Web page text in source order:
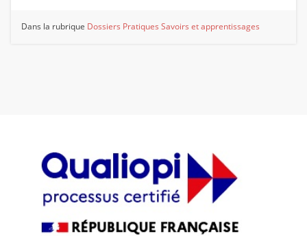
Dans la rubrique Dossiers Pratiques Savoirs et apprentissages